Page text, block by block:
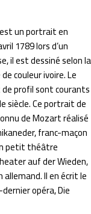
un portrait en
1789 lors d’un
il est dessiné selon la
couleur ivoire. Le
profil sont courants
siècle. Ce portrait de
de Mozart réalisé
franc-maçon
petit théâtre
auf der Wieden,
Il en écrit le
opéra, Die